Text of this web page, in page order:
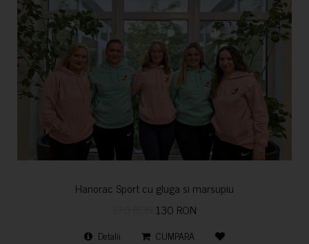
Hanorac Sport cu gluga si marsupiu
130 RON
Detalii CUMPARA